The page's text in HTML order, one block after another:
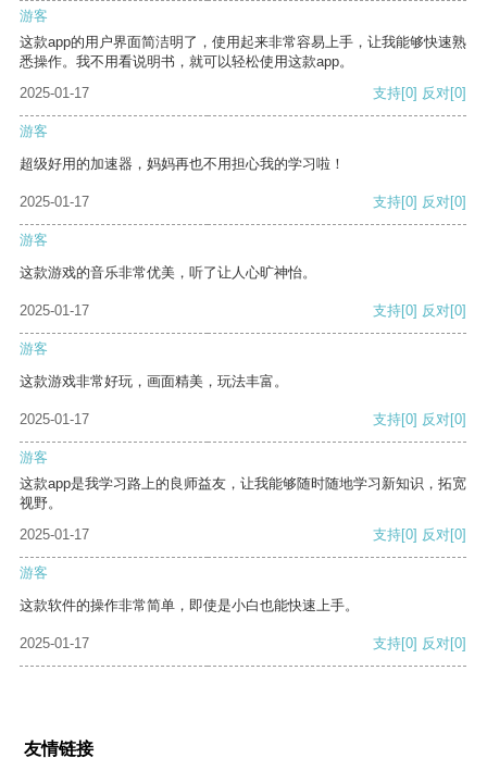
游客
这款app的用户界面简洁明了，使用起来非常容易上手，让我能够快速熟
悉操作。我不用看说明书，就可以轻松使用这款app。
2025-01-17
支持[0] 反对[0]
游客
超级好用的加速器，妈妈再也不用担心我的学习啦！
2025-01-17 支持[0] 反对[0]
游客
这款游戏的音乐非常优美，听了让人心旷神怡。
2025-01-17 支持[0] 反对[0]
游客
这款游戏非常好玩，画面精美，玩法丰富。
2025-01-17 支持[0] 反对[0]
游客
这款app是我学习路上的良师益友，让我能够随时随地学习新知识，拓宽
视野。
2025-01-17
支持[0] 反对[0]
游客
这款软件的操作非常简单，即使是小白也能快速上手。
2025-01-17 支持[0] 反对[0]
友情链接